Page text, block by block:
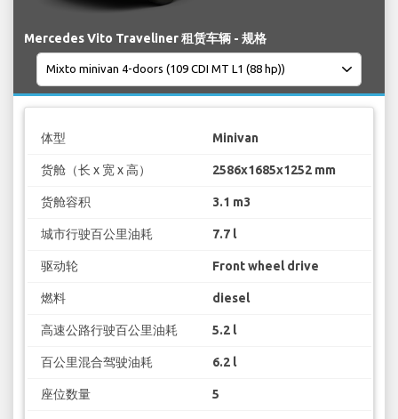
Mercedes Vito Traveliner 租赁车辆 - 规格
体型 Minivan
货舱（长 x 宽 x 高） 2586x1685x1252 mm
货舱容积 3.1 m3
城市行驶百公里油耗 7.7 l
驱动轮 Front wheel drive
燃料 diesel
高速公路行驶百公里油耗 5.2 l
百公里混合驾驶油耗 6.2 l
座位数量 5